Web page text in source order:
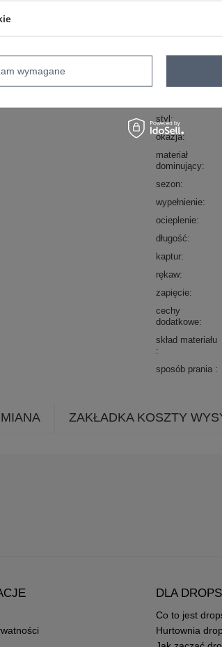
Marka
styl
okazja
materiał
dominujący
sezon
wypełnienie
ocieplenie
długość
kaptur
rękaw
zapięcie
cechy
dodatkowe
skład materiału
sposób prania
ZAKŁADKA KOSZTY
DLA
Co to jest
Hurtownia
wymagane